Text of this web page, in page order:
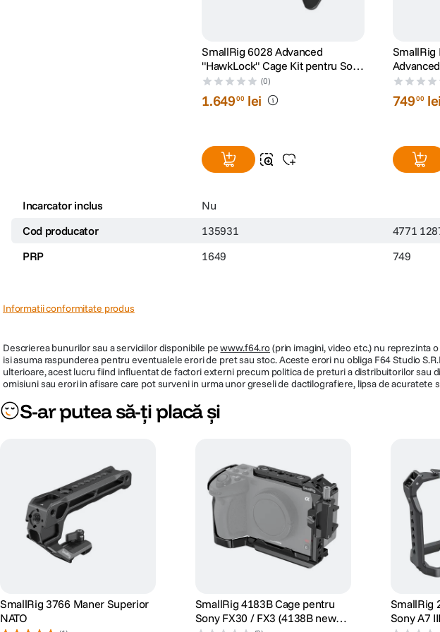
SmallRig 6028 Advanced
"HawkLock" Cage Kit pentru Sony
Alpha 7 V / 7R V / 7 IV
(0)
1.64900 lei
SmallRig
Rapida
74900 lei
Incarcator inclus
Nu
Cod producator
135931 4771
PRP
1649 749
Informatii conformitate produs
Descrierea bunurilor sau a serviciilor disponibile pewww.f64.ro(prin imagini, video etc.) nu reprezinta
isi asuma raspunderea pentru eventualele erori de pret sau stoc. Aceste erori nu obliga F64 Studio
ulterioare, acest lucru fiind influentat de factori externi precum politica de preturi a distribuitorilor sau
omisiuni sau erori in afisare care pot surveni in urma unor greseli de dactilografiere, lipsa de acuratete
S-ar putea să-ți placă și
SmallRig 3766 Maner Superior
NATO
SmallRig 4183B Cage pentru
Sony FX30 / FX3 (4138B new
SmallRig
Sony A7